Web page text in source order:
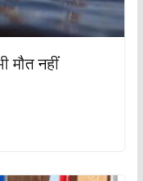
मौत नहीं